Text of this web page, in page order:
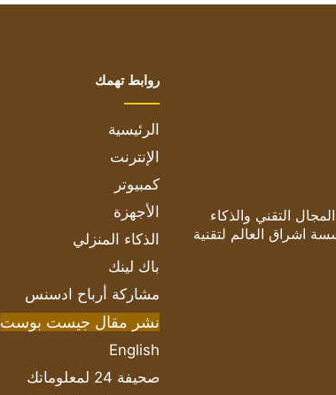
التقني والذكاء
اشراق العالم لتقنية
روابط تهمك
الرئيسية
الإنترنت
كمبيوتر
الأجهزة
الذكاء المنزلي
باك لينك
مشاركة أرباح ادسنس
نشر مقال جيست بوست
English
صحيفة 24 لمعلوماتك